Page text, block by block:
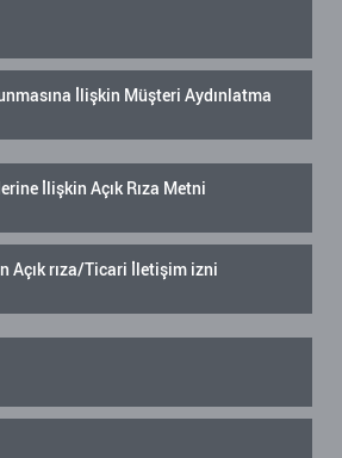
İlişkin Müşteri Aydınlatma
İlişkin Açık Rıza Metni
Açık rıza/Ticari İletişim izni